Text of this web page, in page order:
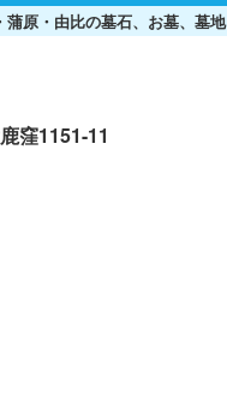
原・由比の墓石、お墓、墓地
窪1151-11